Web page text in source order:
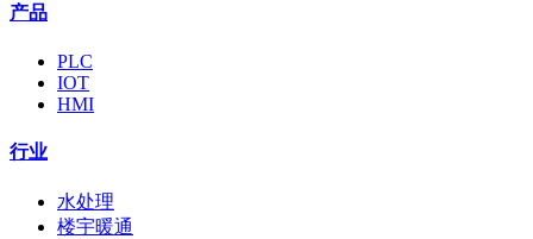
产品
PLC
IOT
HMI
行业
水处理
楼宇暖通